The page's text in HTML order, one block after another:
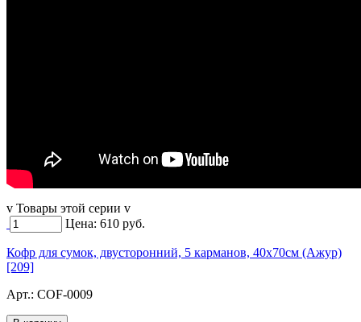
v Товары этой серии v
Цена: 610 руб.
Кофр для сумок, двусторонний, 5 карманов, 40х70см (Ажур)
[209]
Арт.: COF-0009